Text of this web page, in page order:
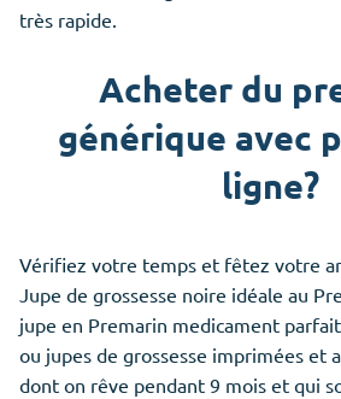
très rapide.
Acheter du
générique avec
ligne?
Vérifiez votre temps et fêtez votre
Jupe de grossesse noire idéale au
jupe en Premarin medicament
ou jupes de grossesse imprimées et
dont on rêve pendant 9 mois et qui